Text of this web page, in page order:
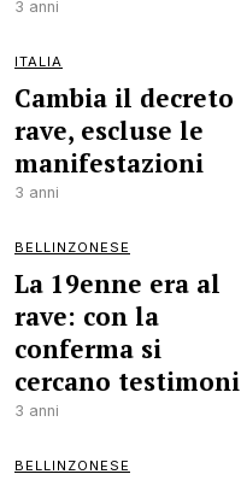
3 anni
ITALIA
Cambia il decreto
rave, escluse le
manifestazioni
3 anni
BELLINZONESE
La 19enne era al
rave: con la
conferma si
cercano testimoni
3 anni
BELLINZONESE